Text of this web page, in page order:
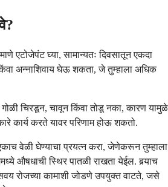
एटोजेपंट घ्या, सामान्यतः दिवसातून एकदा
अन्नाशिवाय घेऊ शकता, जे तुम्हाला अधिक
गोळी चिरडून, चावून किंवा तोडू नका, कारण यामुळे
कार्य करते यावर परिणाम होऊ शकतो.
वेळी घेण्याचा प्रयत्न करा, जेणेकरून तुम्हाला
औषधाची स्थिर पातळी राखता येईल. बर्‍याच
रोजच्या कामाशी जोडणे उपयुक्त वाटते, जसे